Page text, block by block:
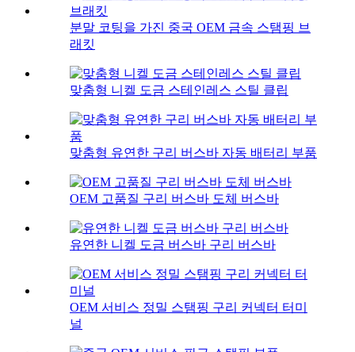
분말 코팅을 가진 중국 OEM 금속 스탬핑 브
래킷
맞춤형 니켈 도금 스테인레스 스틸 클립
맞춤형 유연한 구리 버스바 자동 배터리 부품
OEM 고품질 구리 버스바 도체 버스바
유연한 니켈 도금 버스바 구리 버스바
OEM 서비스 정밀 스탬핑 구리 커넥터 터미
널